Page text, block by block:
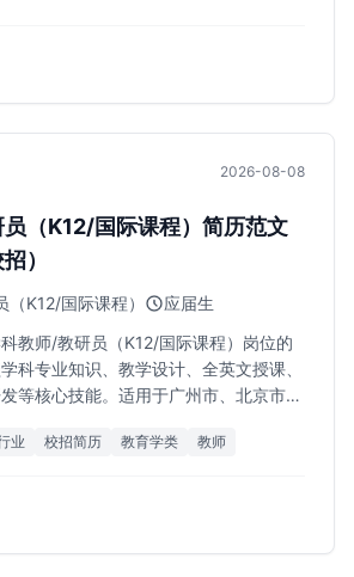
2026-08-08
（K12/国际课程）简历范文
）
K12/国际课程）
应届生
教师/教研员（K12/国际课程）岗位的
科专业知识、教学设计、全英文授课、
等核心技能。适用于广州市、北京市、
想Offer。
业 校招简历 教育学类 教师